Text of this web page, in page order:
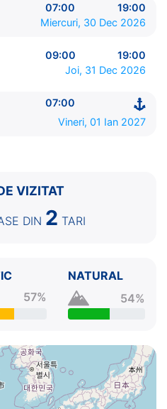
07:00 - 19:00
09:00 - 19:00
07:00
19:00
Miercuri, 30 Dec 2026
09:00
19:00
Joi, 31 Dec 2026
07:00
Vineri, 01 Ian 2027
VIZITAT
DIN 2 TARI
57%
NATURAL
54%